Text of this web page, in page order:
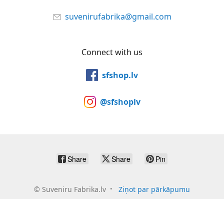
suvenirufabrika@gmail.com
Connect with us
sfshop.lv
@sfshoplv
Share Share Pin
© Suveniru Fabrika.lv Ziņot par pārkāpumu